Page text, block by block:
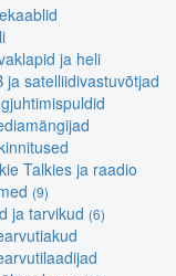
ja heli
ja satelliidivastuvõtjad
Talkies ja raadio
(9)
ja tarvikud (6)